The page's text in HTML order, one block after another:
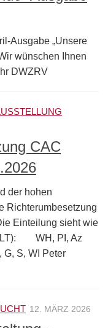
Ausgabe „Unsere
wünschen Ihnen
DWZRV
CAC
der hohen
Richterumbesetzung
Einteilung sieht wie
(LT): WH, PI, Az
S, WI Peter
12. MÄRZ 2026